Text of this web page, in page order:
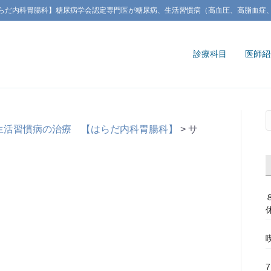
内科胃腸科】糖尿病学会認定専門医が糖尿病、生活習慣病（高血圧、高脂血
診療科目 医師
習慣病の治療 【はらだ内科胃腸科】 > サ